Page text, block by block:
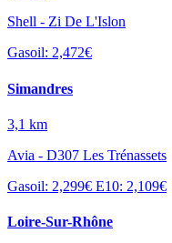
Shell - Zi De L'Islon
Gasoil: 2,472€
Simandres
3,1 km
Avia - D307 Les Trénassets
Gasoil: 2,299€ E10: 2,109€
Loire-Sur-Rhône